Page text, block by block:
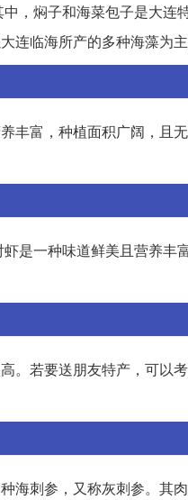
，焖子和海菜包子是大连
临海所产的多种海藻为
丰富，种植面积广阔，且
是一种味道鲜美且营养
。若要送朋友特产，可以
海刺参，又称灰刺参。其